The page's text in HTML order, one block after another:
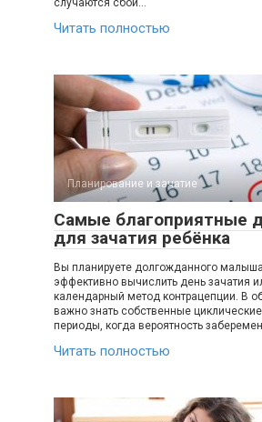
случаются сбои…
Читать полностью
Планирование и зачатие
Самые благоприятные
для зачатия ребёнка
Вы планируете долгожданного
эффективно вычислить день зачатия
календарный метод контрацепции. В
важно знать собственные
периоды, когда вероятность
Читать полностью